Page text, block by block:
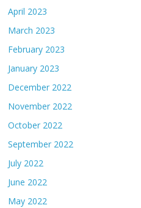
April 2023
March 2023
February 2023
January 2023
December 2022
November 2022
October 2022
September 2022
July 2022
June 2022
May 2022